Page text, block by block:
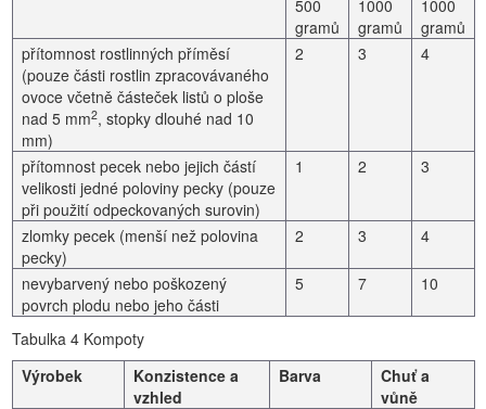
500
gramů
1000
gramů
1000
gramů
přítomnost rostlinných příměsí
(pouze části rostlin zpracovávaného
ovoce včetně částeček listů o ploše
nad 5 mm2, stopky dlouhé nad 10
mm)
2 3 4
přítomnost pecek nebo jejich částí
velikosti jedné poloviny pecky (pouze
při použití odpeckovaných surovin)
1 2 3
zlomky pecek (menší než polovina
pecky)
2 3 4
nevybarvený nebo poškozený
povrch plodu nebo jeho části
5 7 10
Tabulka 4 Kompoty
Výrobek
Konzistence a
vzhled
Barva
Chuť a
vůně